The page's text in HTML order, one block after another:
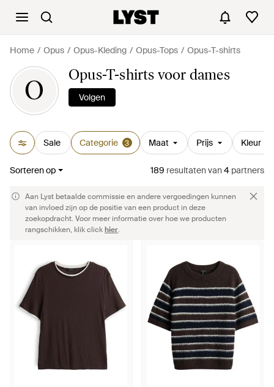
Home Opus Opus-Kleding Opus-Tops Opus-T-shirts
O
Opus-T-shirts voor dames
Volgen
Sale Categorie 3 Maat Prijs Kleur
Sorteren op 189 resultatenvan4 partners
Aan Lyst betaalde commissie en andere vergoedingen kunnen
van invloed zijn op de positie van een product in deze
zoekopdracht. Voor meer informatie over hoe we producten
rangschikken, klik clickhier.